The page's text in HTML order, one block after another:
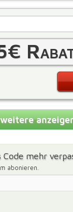
mehr
abonieren.